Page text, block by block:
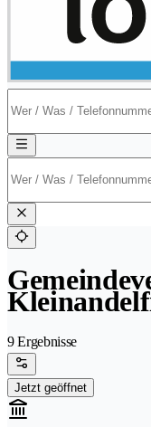
9 Ergebnisse
Jetzt geöffnet